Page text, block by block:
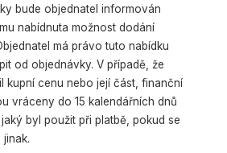
bude objednatel informován
nabídnuta možnost dodání
má právo tuto nabídku
od objednávky. V případě, že
kupní cenu nebo její část, finanční
vráceny do 15 kalendářních dnů
byl použit při platbě, pokud se